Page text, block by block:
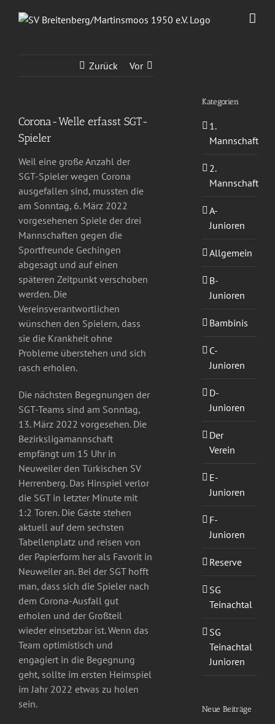
Inhalt
Zurück Vor
Corona-Welle erfasst SGT-
Spieler
Weil eine große Anzahl der
SGT-Spieler wegen Corona
ausgefallen sind, mussten die
am Sonntag, 6. März 2022
vorgesehenen Spiele der drei
Mannschaften gegen die
Sportfreunde Gechingen
abgesagt und auf einen
späteren Zeitpunkt verschoben
werden. Die
Vereinsverantwortlichen
wünschen den Spielern, dass
sie die Krankheit ohne
Probleme überstehen und sich
rasch erholen.
Die nächsten Begegnungen der
SGT-Teams sind am Sonntag,
13. März 2022 vorgesehen. Die
Bezirksligamannschaft
empfängt um 15 Uhr in
Neuweiler den Türkischen SV
Herrenberg. Das Hinspiel verlor
die SGT in letzter Minute mit
1:2 Toren. Die Gäste stehen
aktuell auf dem sechsten
Tabellenplatz und reisen von
der Papierform her als Favorit in
Neuweiler an. Bei der SGT hofft
man, dass sich die Spieler nach
dem Corona-Ausfall gut
erholen und der Großteil
wieder einsetzbar ist. Wenn das
Team optimistisch und
engagiert in die Begegnung
geht, sollte im ersten Heimspiel
im Jahr 2022 etwas zu holen
sein.
Kategorien
1.
Mannschaft
2.
Mannschaft
A-
Junioren
Allgemein
B-
Junioren
Bambinis
C-
Junioren
D-
Junioren
Der
Verein
E-
Junioren
F-
Junioren
Reserve
SG
Teinachtal
SG
Teinachtal
Junioren
Neue Beiträge